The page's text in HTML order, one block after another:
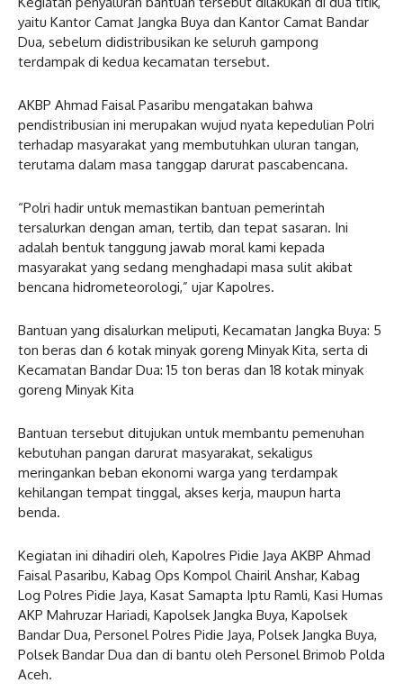
yaitu Kantor Camat Jangka Buya dan Kantor Camat Bandar
Dua, sebelum didistribusikan ke seluruh gampong
terdampak di kedua kecamatan tersebut.
AKBP Ahmad Faisal Pasaribu mengatakan bahwa
pendistribusian ini merupakan wujud nyata kepedulian Polri
terhadap masyarakat yang membutuhkan uluran tangan,
terutama dalam masa tanggap darurat pascabencana.
“Polri hadir untuk memastikan bantuan pemerintah
tersalurkan dengan aman, tertib, dan tepat sasaran. Ini
adalah bentuk tanggung jawab moral kami kepada
masyarakat yang sedang menghadapi masa sulit akibat
bencana hidrometeorologi,” ujar Kapolres.
Bantuan yang disalurkan meliputi, Kecamatan Jangka Buya: 5
ton beras dan 6 kotak minyak goreng Minyak Kita, serta di
Kecamatan Bandar Dua: 15 ton beras dan 18 kotak minyak
goreng Minyak Kita
Bantuan tersebut ditujukan untuk membantu pemenuhan
kebutuhan pangan darurat masyarakat, sekaligus
meringankan beban ekonomi warga yang terdampak
kehilangan tempat tinggal, akses kerja, maupun harta
benda.
Kegiatan ini dihadiri oleh, Kapolres Pidie Jaya AKBP Ahmad
Faisal Pasaribu, Kabag Ops Kompol Chairil Anshar, Kabag
Log Polres Pidie Jaya, Kasat Samapta Iptu Ramli, Kasi Humas
AKP Mahruzar Hariadi, Kapolsek Jangka Buya, Kapolsek
Bandar Dua, Personel Polres Pidie Jaya, Polsek Jangka Buya,
Polsek Bandar Dua dan di bantu oleh Personel Brimob Polda
Aceh.